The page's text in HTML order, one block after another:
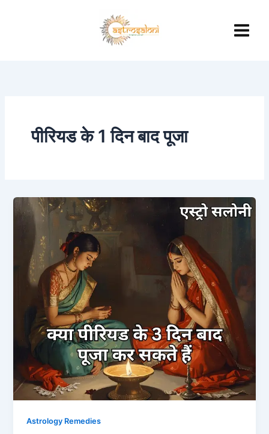
पीरियड के 1 दिन बाद पूजा
Astrology Remedies